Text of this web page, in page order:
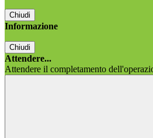
Chiudi
Informazione
Chiudi
Attendere...
Attendere il completamento